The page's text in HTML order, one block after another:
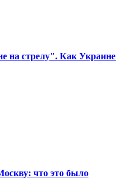
на стрелу". Как
что это было